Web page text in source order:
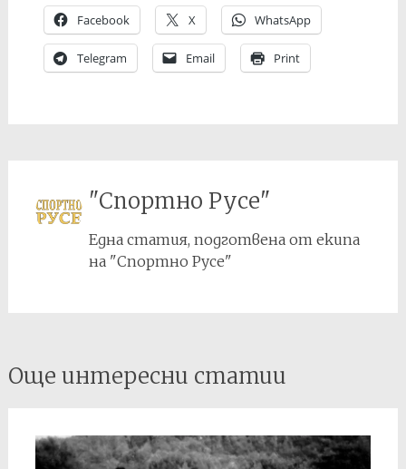
Facebook X WhatsApp
Telegram Email Print
"Спортно Русе"
Една статия, подготвена от екипа
на "Спортно Русе"
Post
navigation
Още интересни статии